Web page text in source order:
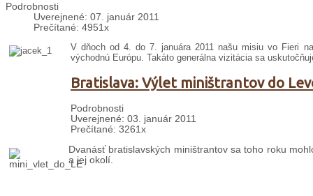
Podrobnosti
Uverejnené: 07. január 2011
Prečítané: 4951x
V dňoch od 4. do 7. januára 2011 našu misiu vo Fieri
východnú Európu. Takáto generálna vizitácia sa
Bratislava: Výlet miništrantov do
Podrobnosti
Uverejnené: 03. január 2011
Prečítané: 3261x
Dvanásť bratislavských miništrantov sa toho roku
a jej okolí.